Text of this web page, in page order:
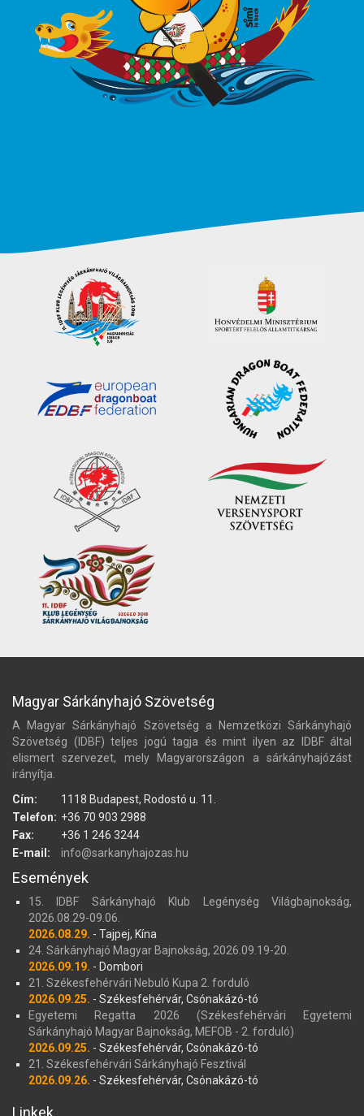
Magyar Sárkányhajó Szövetség
A Magyar Sárkányhajó Szövetség a Nemzetközi Sárkányhajó
Szövetség (IDBF) teljes jogú tagja és mint ilyen az IDBF által
elismert szervezet, mely Magyarországon a sárkányhajózást
irányítja.
Cím:
1118 Budapest, Rodostó u. 11.
Telefon: +36 70 903 2988
Fax:
+36 1 246 3244
E-mail:
info@sarkanyhajozas.hu
Események
15. IDBF Sárkányhajó Klub Legénység Világbajnokság,
2026.08.29-09.06.
2026.08.29. - Tajpej, Kína
24. Sárkányhajó Magyar Bajnokság, 2026.09.19-20.
2026.09.19. - Dombori
21. Székesfehérvári Nebuló Kupa 2. forduló
2026.09.25. - Székesfehérvár, Csónakázó-tó
Egyetemi Regatta 2026 (Székesfehérvári Egyetemi
Sárkányhajó Magyar Bajnokság, MEFOB - 2. forduló)
2026.09.25. - Székesfehérvár, Csónakázó-tó
21. Székesfehérvári Sárkányhajó Fesztivál
2026.09.26. - Székesfehérvár, Csónakázó-tó
Linkek